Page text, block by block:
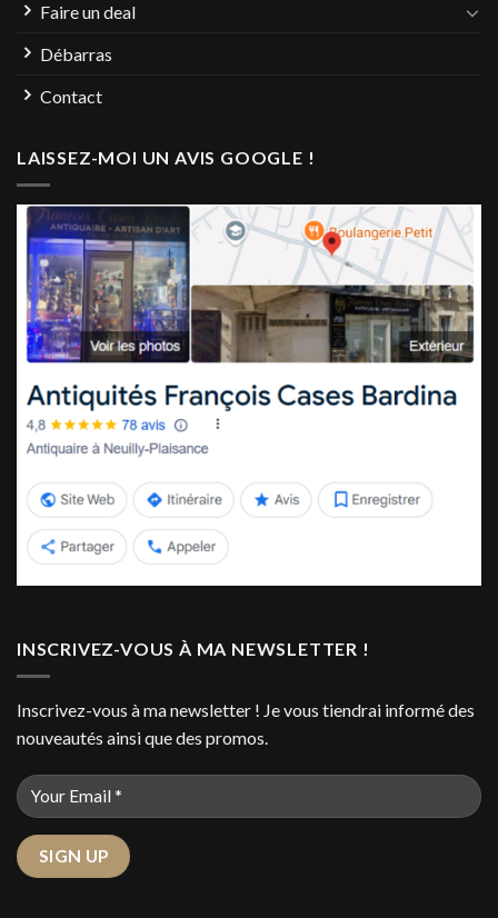
Faire un deal
Débarras
Contact
LAISSEZ-MOI UN AVIS GOOGLE !
INSCRIVEZ-VOUS À MA NEWSLETTER !
Inscrivez-vous à ma newsletter ! Je vous tiendrai informé des
nouveautés ainsi que des promos.